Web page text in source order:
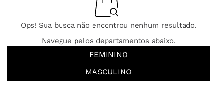
Ops! Sua busca não encontrou nenhum resultado.
Navegue pelos departamentos abaixo.
FEMININO
MASCULINO